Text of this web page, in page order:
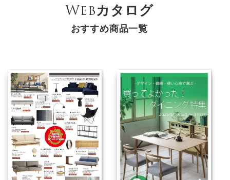
Webカタログ
おすすめ商品一覧